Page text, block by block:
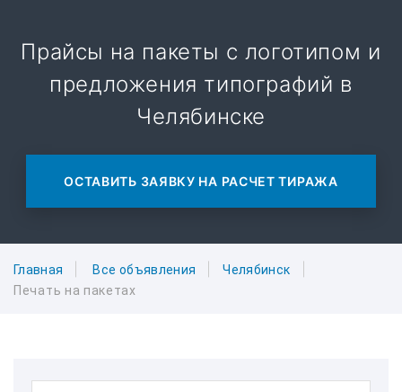
Прайсы на пакеты с логотипом и
предложения типографий в
Челябинске
ОСТАВИТЬ ЗАЯВКУ НА РАСЧЕТ ТИРАЖА
Главная Все объявления
Челябинск
Печать на пакетах